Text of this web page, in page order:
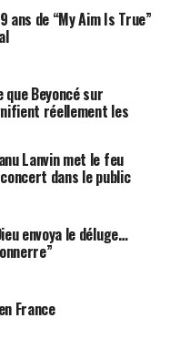
ans de “My Aim Is True”
que Beyoncé sur
réellement les
Lanvin met le feu
dans le public
envoya le déluge…
France